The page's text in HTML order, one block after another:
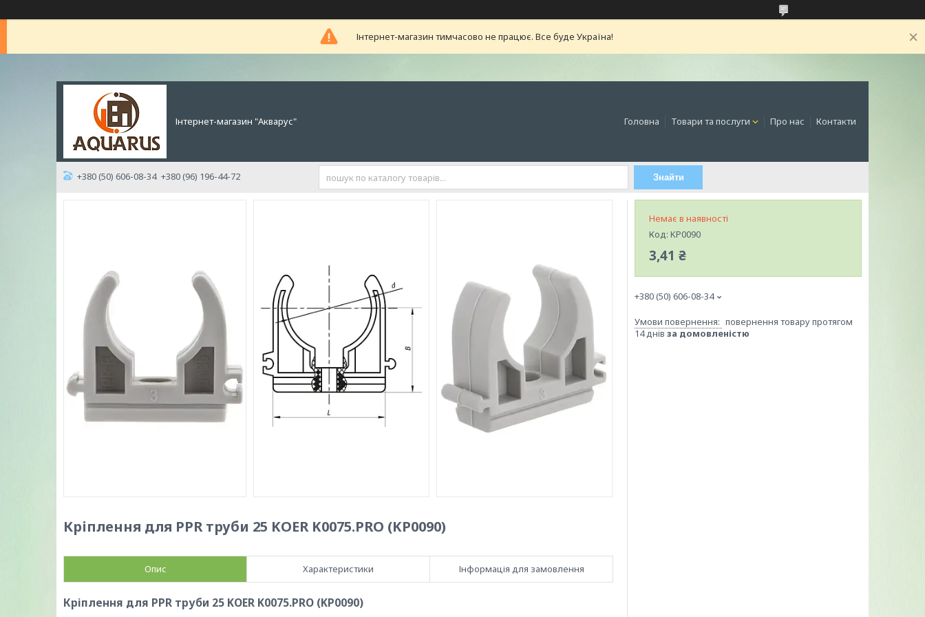
Інтернет-магазин тимчасово не працює. Все буде Україна!
Інтернет-магазин "Акварус" Головна Товари та послуги Про нас Контакти
+380 (50) 606-08-34 +380 (96) 196-44-72 Знайти
Кріплення для PPR труби 25 KOER K0075.PRO (KP0090)
Опис Характеристики Інформація для замовлення
Кріплення для PPR труби 25 KOER K0075.PRO (KP0090)
Немає в наявності
Код: KP0090
3,41 ₴
+380 (50) 606-08-34
повернення товару протягом
14 днів за домовленістю